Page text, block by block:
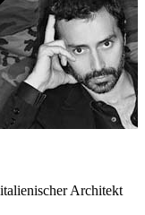
Architekt